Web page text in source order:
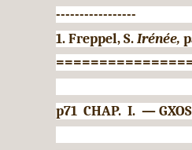
-----------------
1. Freppel, S.Irénée,
p71 CHAP. I. —